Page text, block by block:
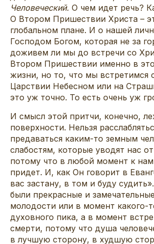
Человеческий. О чем идет речь?
О Втором Пришествии Христа –
глобальном плане. И о нашей
Господом Богом, которая не за
доживем ли мы до встречи со
Втором Пришествии именно в
жизни, но то, что мы встретимся
Царствии Небесном или на
это уж точно. То есть очень уж
И смысл этой притчи, конечно,
поверхности. Нельзя
предаваться каким-то земным
слабостям, которые уводят нас
потому что в любой момент к
придет. И, как Он говорит в
вас застану, в том и буду
были прекрасные и
молодости или в момент какого-
духовного пика, а в момент
смерти, потому что душа
в лучшую сторону, в худшую